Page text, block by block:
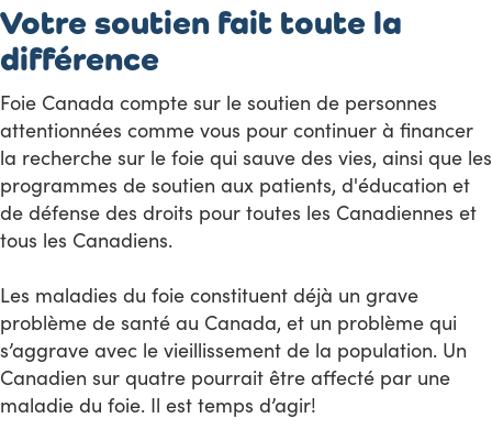
Votre soutien fait toute la
différence
Foie Canada compte sur le soutien de personnes
attentionnées comme vous pour continuer à financer
la recherche sur le foie qui sauve des vies, ainsi que les
programmes de soutien aux patients, d'éducation et
de défense des droits pour toutes les Canadiennes et
tous les Canadiens.
Les maladies du foie constituent déjà un grave
problème de santé au Canada, et un problème qui
s’aggrave avec le vieillissement de la population. Un
Canadien sur quatre pourrait être affecté par une
maladie du foie. Il est temps d’agir!